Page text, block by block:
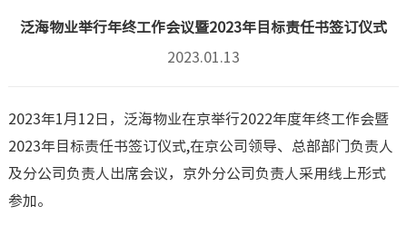
泛海物业举行年终工作会议暨2023年目标责任书签订仪式
2023.01.13
2023年1月12日，泛海物业在京举行2022年度年终工作会暨
2023年目标责任书签订仪式,在京公司领导、总部部门负责人
及分公司负责人出席会议，京外分公司负责人采用线上形式
参加。